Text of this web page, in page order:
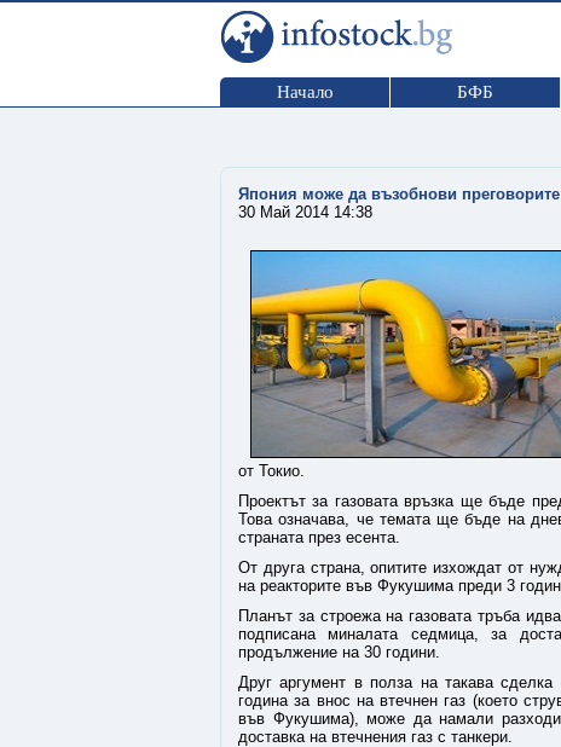
Начало БФБ
Япония може да възобнови
30 Май 2014 14:38
от Токио.
Проектът за газовата връзка ще бъде
Това означава, че темата ще бъде на
страната през есента.
От друга страна, опитите изхождат от
на реакторите във Фукушима преди 3
Планът за строежа на газовата тръба
подписана миналата седмица, за
продължение на 30 години.
Друг аргумент в полза на такава
година за внос на втечнен газ (което
във Фукушима), може да намали
доставка на втечнения газ с танкери.